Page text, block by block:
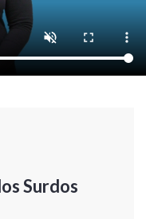
Surdos